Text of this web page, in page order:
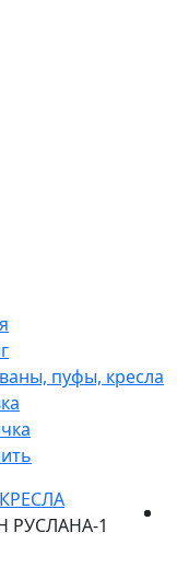
пуфы, кресла
РУСЛАНА-1